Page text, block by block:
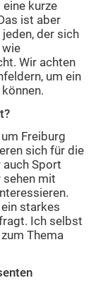
kurze
ist aber
der sich
Wir achten
um ein
Freiburg
sich für die
auch Sport
sehen mit
starkes
Ich selbst
Thema